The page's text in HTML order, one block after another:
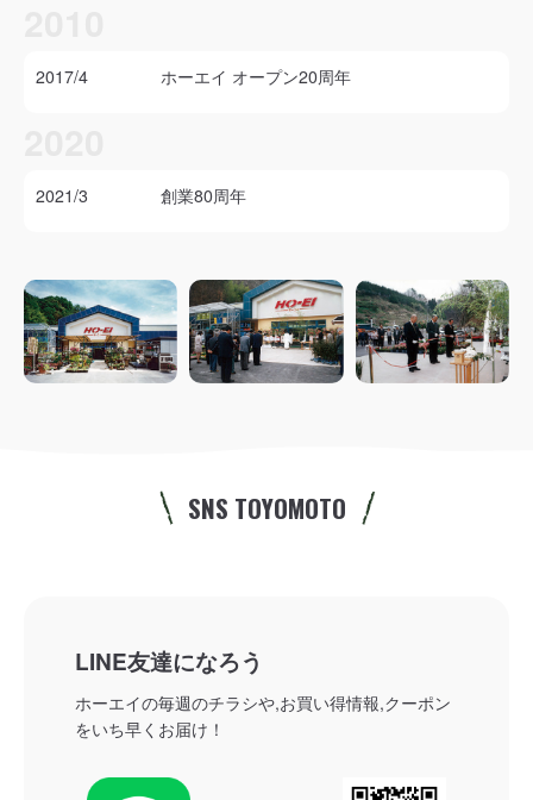
2017/4 ホーエイ オープン20周年
2021/3 創業80周年
SNS TOYOMOTO
LINE友達になろう
ホーエイの毎週のチラシや,お買い得情報,クーポン
をいち早くお届け！